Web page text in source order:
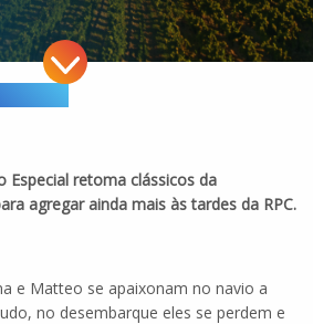
Especial retoma clássicos da
agregar ainda mais às tardes da RPC.
e Matteo se apaixonam no navio a
no desembarque eles se perdem e